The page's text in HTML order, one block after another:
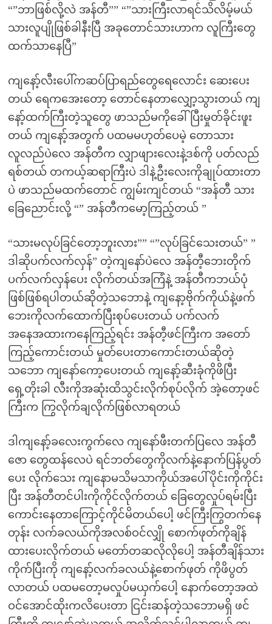
“”ဘာဖြစ်လို့လဲ အန်တီ”” “”သားကြီးလာရင်သိလိမ့်မယ်
သားလူပျိုဖြစ်ခါနီးပြီ အခုတောင်သားဟာက လူကြီးတွေ
ထက်သာနေပြီ”
ကျနော့်လီးပေါ်ကဆပ်ပြာရည်တွေရေလောင်း ဆေးပေး
တယ် ရေကအေးတော့ တောင်နေတာလျှော့သွားတယ် ကျ
နော့်ထက်ကြီးတဲ့သူတွေ ဖာသည်မကိုခေါ်ပြီးမှုတ်ခိုင်းဖူး
တယ် ကျနော့်အတွက် ပထမမဟုတ်ပေမဲ့ တောသား
လူလည်ပဲလေ အန်တီက လျှာဖျားလေးနဲ့ဒစ်ကို ပတ်လည်
ရစ်တယ် တကယ့်ဆရာကြီးပဲ ဒါနဲ့ဦးလေးကိုချုပ်ထားတာ
ပဲ ဖာသည်မထက်တောင် ကျွမ်းကျင်တယ် “အန်တီ သား
ခြေညောင်းလို့ “” အန်တီကမော့ကြည့်တယ် ”
“သားမလုပ်ခြင်တော့ဘူးလား”” “”လုပ်ခြင်သေးတယ်” ”
ဒါဆိုပက်လက်လှန်” တဲ့ကျနော်ပဲလေ အန်တီ့ဘေးတိုက်
ပက်လက်လှန်ပေး လိုက်တယ်အကြံနဲ့ အန်တီကဘယ်ပုံ
ဖြစ်ဖြစ်ရပါတယ်ဆိုတဲ့သဘောနဲ့ ကျနော့ဗိုက်ကိုယ်နဲ့ဖက်
ဘေးကိုလက်ထောက်ပြီးစုပ်ပေးတယ် ပက်လက်
အနေအထားကနေကြည့်ရင်း အန်တီ့ဖင်ကြီးက အတော်
ကြည့်ကောင်းတယ် မှုတ်ပေးတာကောင်းတယ်ဆိုတဲ့
သဘော ကျနော်ကော့ပေးတယ် ကျနော့်ဆီးခုံကိုဖိပြီး
ရှေ့တိုးခါ လီးကိုအဆုံးထိသွင်းလိုက်စုပ်လိုက် အဲ့တော့ဖင်
ကြီးက ကြွလိုက်ချလိုက်ဖြစ်လာရတယ်
ဒါကျနော့်ခလေးကွက်လေ ကျနော်ဖီးတက်ပြလေ အန်တီ
ဇော တွေထန်လေပဲ ရင်ဘတ်တွေကိုလက်နဲ့နောက်ပြန်ပွတ်
ပေး လိုက်သေး ကျနောမသိမသာကိုယ်အပေါ်ပိုင်းကိုကိုင်း
ပြီး အန်တီတင်ပါးကိုကိုင်လိုက်တယ် ခြေတွေလှုပ်ရမ်းပြီး
ကောင်းနေတာကြောင့်ကိုင်မိတယ်ပေါ့ ဖင်ကြီးကြွတက်နေ
တုန်း လက်ခလယ်ကိုအလစ်ဝင်လျှို စောက်ဖုတ်ကိုချိန်
ထားပေးလိုက်တယ် မတော်တဆလိုလိုပေါ့ အန်တီချိန်သား
ကိုက်ပြီးကို ကျနော့်လက်ခလယ်နဲ့စောက်ဖုတ် ကိုဖိပွတ်
လာတယ် ပထမတော့မလှုပ်မယှက်ပေါ့ နောက်တော့အထဲ
ဝင်အောင်ထိုးကလိပေးတာ ငြင်းဆန်တဲ့သဘောမရှိ ဖင်